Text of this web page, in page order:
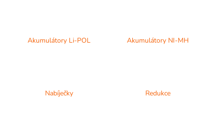
Akumulátory Li-POL Akumulátory NI-MH
Nabíječky Redukce